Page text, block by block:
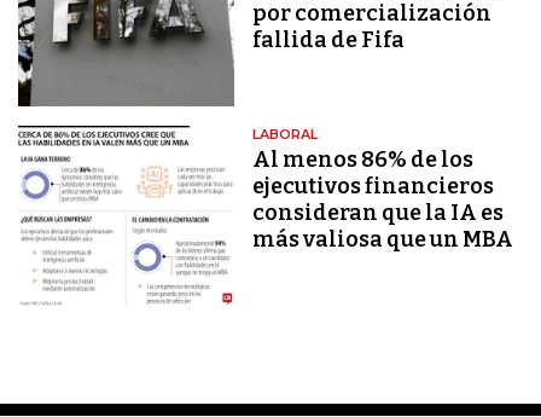
por comercialización
fallida de Fifa
LABORAL
Al menos 86% de los
ejecutivos financieros
consideran que la IA es
más valiosa que un MBA